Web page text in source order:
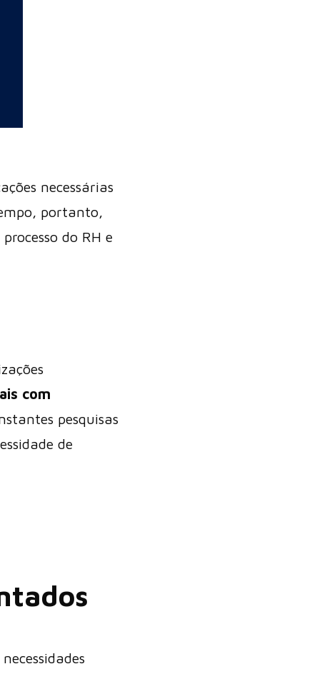
necessárias
portanto,
do RH e
com
pesquisas
de